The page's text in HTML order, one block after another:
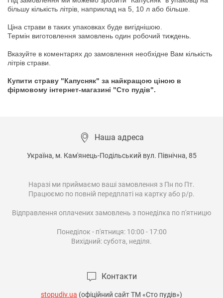
більшу кількість літрів наприклад на 5 10 л або більше
Ціна страви в таких упаковках буде вигіднішою
Термін виготовлення замовлень один робочий тиждень
Вказуйте в коментарях до замовлення необхідне Вам кількість
літрів страви
Купити страву "Капусняк" за найкращою ціною в
фірмовому інтернет-магазині "Сто пудів".
Наша адреса
Україна, м. Кам'янець-Подільський вул. Північна, 85
Наразі ми приймаємо ваші замовлення з Пн по Пт.
Працюємо по повній передплаті на картку або р/р.
Відправлення оплачених замовлень з понеділка по п'ятницю
Понеділок - п'ятниця: 10:00 - 17:00
Вихідний: субота, неділя.
Контакти
stopudiv.ua (офіційний сайт ТМ «Сто пудів»)